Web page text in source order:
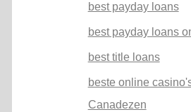
best payday loans
best payday loans
best title loans
beste online
Canadezen